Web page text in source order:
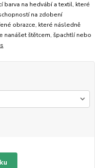
barva na hedvábí a textil, které
na zdobení
obrazce, které následně
nanášet štětcem, špachtlí nebo